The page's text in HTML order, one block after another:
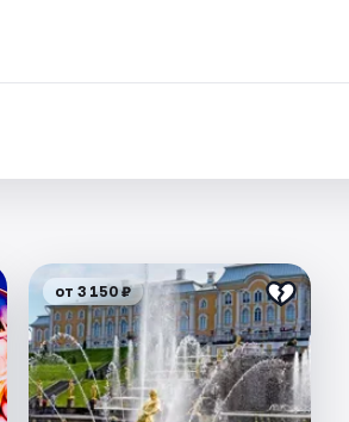
от 3 150 ₽